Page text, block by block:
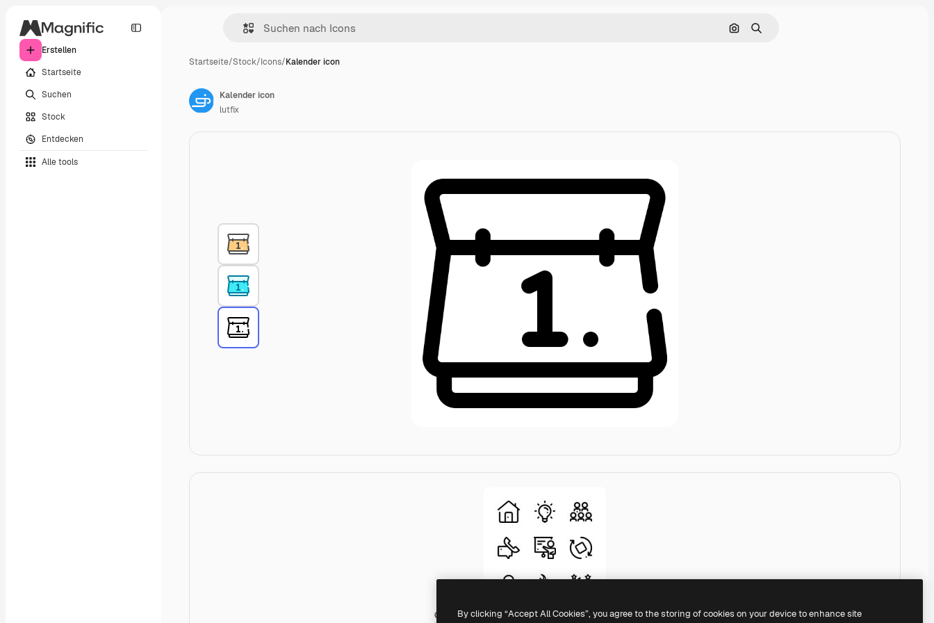
Erstellen
Startseite
Suchen
Stock
Entdecken
Alle tools
Nach Bild suchen
Suchen
Startseite/Stock/Icons/Kalender icon
Generic Basic Outline
Kalender icon
lutfix
By clicking “Accept All Cookies”, you agree to the storing of cookies on your device to enhance site